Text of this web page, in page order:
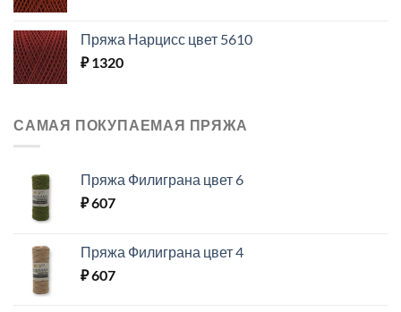
Пряжа Нарцисс цвет 5610
₽1320
САМАЯ ПОКУПАЕМАЯ ПРЯЖА
Пряжа Филиграна цвет 6
₽607
Пряжа Филиграна цвет 4
₽607